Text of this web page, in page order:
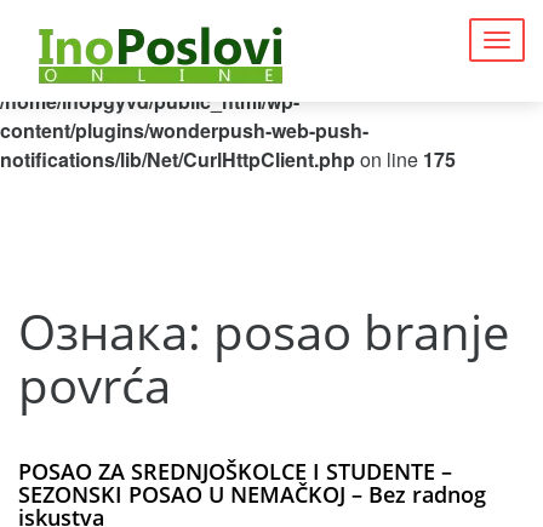
Deprecated: Function curl_close() is deprecated since 8.5, as
it has no effect since PHP 8.0 in
/home/inopgyvd/public_html/wp-
content/plugins/wonderpush-web-push-
notifications/lib/Net/CurlHttpClient.phpon line 175
Ознака: posao branje
povrća
POSAO ZA SREDNJOŠKOLCE I STUDENTE –
SEZONSKI POSAO U NEMAČKOJ – Bez radnog
iskustva